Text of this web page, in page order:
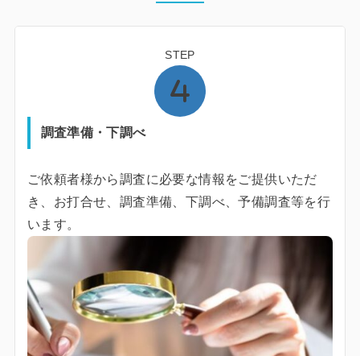
STEP
調査準備・下調べ
ご依頼者様から調査に必要な情報をご提供いただ
き、お打合せ、調査準備、下調べ、予備調査等を行
います。